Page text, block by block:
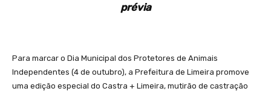
prévia
Para marcar o Dia Municipal dos Protetores de Animais
Independentes (4 de outubro), a Prefeitura de Limeira promove
uma edição especial do Castra + Limeira, mutirão de castração